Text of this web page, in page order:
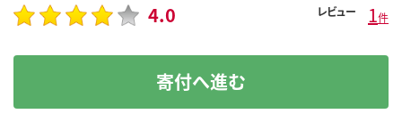
4.0 レビュー 1件
寄付へ進む